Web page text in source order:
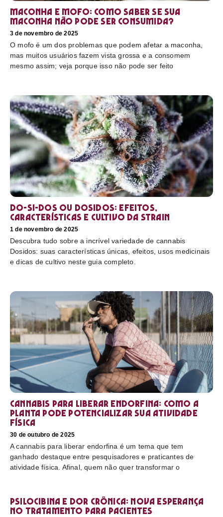
Maconha e mofo: como saber se sua
maconha não pode ser consumida?
3 de novembro de 2025
O mofo é um dos problemas que podem afetar a maconha,
mas muitos usuários fazem vista grossa e a consomem
mesmo assim; veja porque isso não pode ser feito
Do-Si-Dos ou Dosidos: efeitos,
características e cultivo da strain
1 de novembro de 2025
Descubra tudo sobre a incrível variedade de cannabis
Dosidos: suas características únicas, efeitos, usos medicinais
e dicas de cultivo neste guia completo.
Cannabis para liberar endorfina: como a
planta pode potencializar sua atividade
física
30 de outubro de 2025
A cannabis para liberar endorfina é um tema que tem
ganhado destaque entre pesquisadores e praticantes de
atividade física. Afinal, quem não quer transformar o
Psilocibina e dor crônica: nova esperança
no tratamento para pacientes